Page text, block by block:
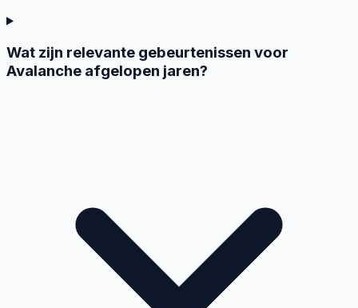
Wat zijn relevante gebeurtenissen voor
Avalanche afgelopen jaren?